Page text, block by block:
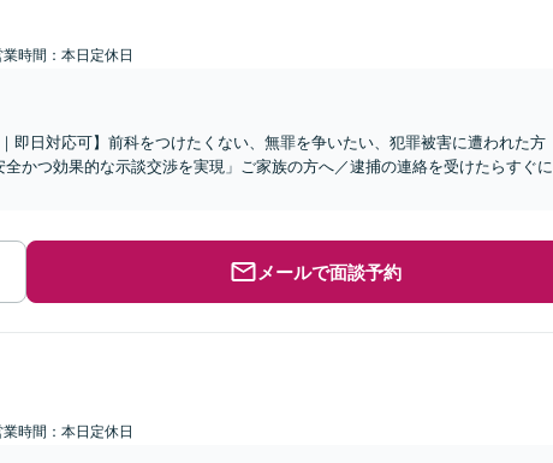
業時間：本日定休日
即日対応可】前科をつけたくない、無罪を争いたい、犯罪被害に遭われた方
かつ効果的な示談交渉を実現」ご家族の方へ／逮捕の連絡を受けたらすぐに
メールで面談予約
業時間：本日定休日